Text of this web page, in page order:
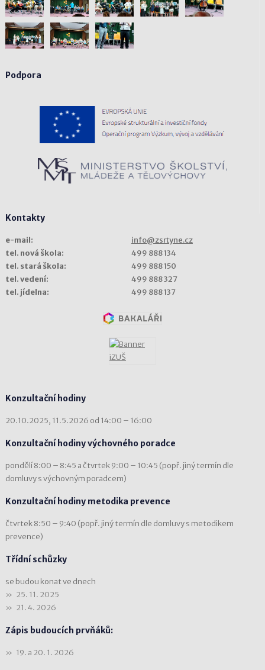
Podpora
Kontakty
e-mail:
info@zsrtyne.cz
tel. nová škola:
499 888 134
tel. stará škola:
499 888 150
tel. vedení:
499 888 327
tel. jídelna:
499 888 137
Konzultační hodiny
20.10.2025, 11.5.2026 od 14:00 – 16:00
Konzultační hodiny výchovného poradce
pondělí 8:00 – 8:45 a čtvrtek 9:00 – 10:45 (popř. jiný termín dle
domluvy s výchovným poradcem)
Konzultační hodiny metodika prevence
čtvrtek 8:50 – 9:40 (popř. jiný termín dle domluvy s metodikem
prevence)
Třídní schůzky
se budou konat ve dnech
25. 11. 2025
21. 4. 2026
Zápis budoucích prvňáků:
19. a 20. 1. 2026